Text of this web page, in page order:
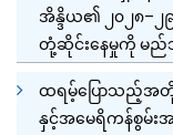
အိန္ဒိယ၏ ၂၀၂၈–၂
တုံ့ဆိုင်းနေမှုကို မည်
ထရမ့်ပြောသည့်အ
နှင့်အမေရိကန်စွမ်